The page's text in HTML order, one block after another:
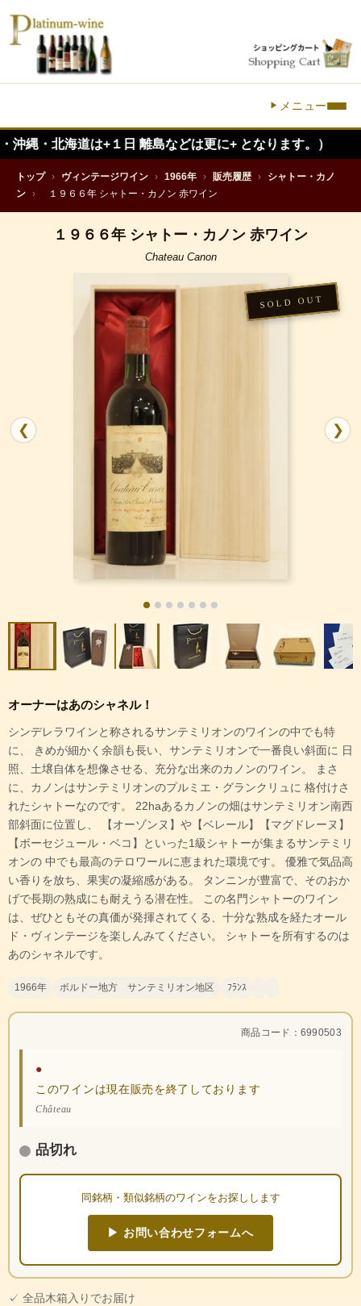
メニュー
は+１日 離島などは更に+ となります。）
トップ › ヴィンテージワイン › 1966年 › 販売履歴 ›
シャトー・カノ
ン › １９６６年 シャトー・カノン 赤ワイン
１９６６年 シャトー・カノン 赤ワイン
Chateau Canon
❮ ❯
オーナーはあのシャネル！
シンデレラワインと称されるサンテミリオンのワインの中でも特
に、 きめが細かく余韻も長い、サンテミリオンで一番良い斜面に 日
照、土壌自体を想像させる、充分な出来のカノンのワイン。 まさ
に、カノンはサンテミリオンのプルミエ・グランクリュに 格付けさ
れたシャトーなのです。 22haあるカノンの畑はサンテミリオン南西
部斜面に位置し、 【オーゾンヌ】や【ベレール】【マグドレーヌ】
【ボーセジュール・ベコ】といった1級シャトーが集まるサンテミリ
オンの 中でも最高のテロワールに恵まれた環境です。 優雅で気品高
い香りを放ち、果実の凝縮感がある。 タンニンが豊富で、そのおか
げで長期の熟成にも耐えうる潜在性。 この名門シャトーのワイン
は、ぜひともその真価が発揮されてくる、十分な熟成を経たオール
ド・ヴィンテージを楽しんみてください。 シャトーを所有するのは
あのシャネルです。
1966年 ボルドー地方 サンテミリオン地区 ﾌﾗﾝｽ
商品コード：6990503
●
このワインは現在販売を終了しております
Château
品切れ
同銘柄・類似銘柄のワインをお探しします
▶ お問い合わせフォームへ
✓ 全品木箱入りでお届け